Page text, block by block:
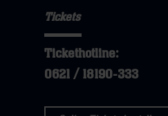
Tickets
Tickethotline:
0621 / 18190-333